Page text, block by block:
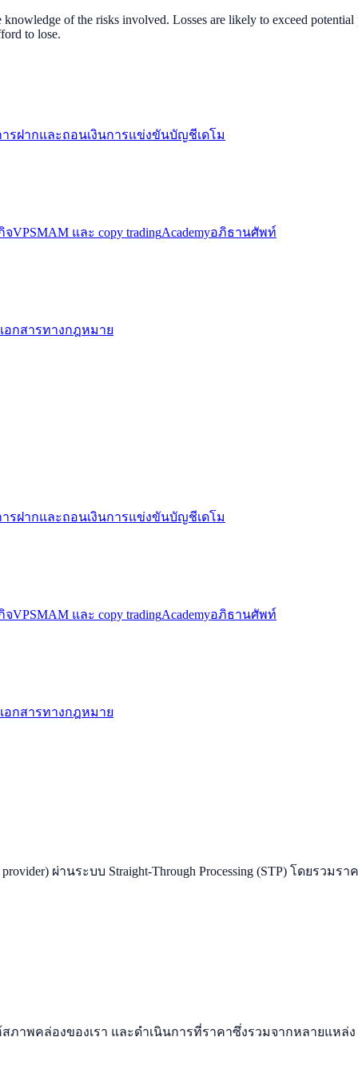
of the risks involved. Losses are likely to exceed
to lose.
รฝากและถอนเงินการแข่งขันบัญชีเดโม
จVPSMAM และ copy tradingAcademyอภิธานศัพท์
เอกสารทางกฎหมาย
รฝากและถอนเงินการแข่งขันบัญชีเดโม
จVPSMAM และ copy tradingAcademyอภิธานศัพท์
เอกสารทางกฎหมาย
ผ่านระบบ Straight-Through Processing (STP) โดยร
ห้สภาพคล่องของเรา และดำเนินการที่ราคาซึ่งรวมจากหลายแห